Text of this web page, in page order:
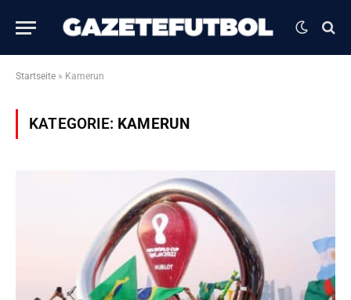
Startseite » Kamerun
KATEGORIE: KAMERUN